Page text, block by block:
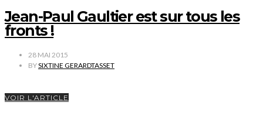
Jean-Paul Gaultier est sur tous les
fronts !
28 MAI 2015
BYSIXTINE GERARDTASSET
VOIR L'ARTICLE